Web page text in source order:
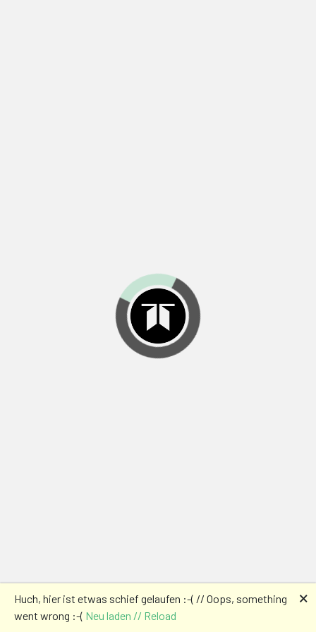
Huch, hier ist etwas schief gelaufen :-( // Oops, something
went wrong :-( Neu laden // Reload
🗙